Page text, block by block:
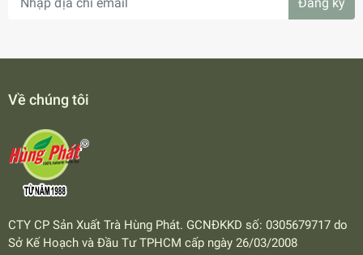
Về chúng tôi
CTY CP Sản Xuất Trà Hùng Phát. GCNĐKKD số: 0305679717 do
Sở Kế Hoạch và Đầu Tư TPHCM cấp ngày 26/03/2008